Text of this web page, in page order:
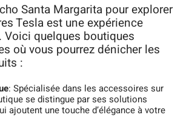
Santa Margarita pour explorer
Tesla est une expérience
Voici quelques boutiques
où vous pourrez dénicher les
:
: Spécialisée dans les accessoires sur
se distingue par ses solutions
ajoutent une touche d’élégance à votre